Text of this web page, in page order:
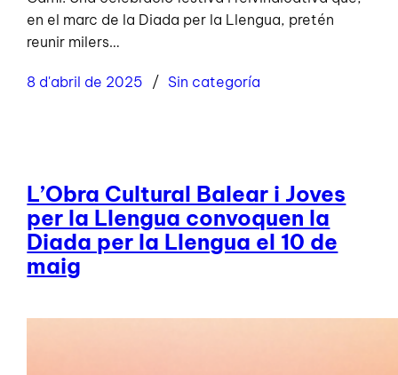
en el marc de la Diada per la Llengua, pretén
reunir milers…
8 d'abril de 2025 Sin categoría
L’Obra Cultural Balear i Joves
per la Llengua convoquen la
Diada per la Llengua el 10 de
maig